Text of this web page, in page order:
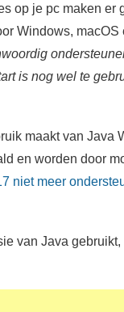
op je pc maken er
Windows,
is nog wel te
maakt van Java
en worden door
niet meer
van Java